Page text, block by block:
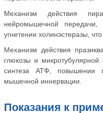
Механизм действия
нейромышечной
угнетении холинэстеразы,
Механизм действия
глюкозы и микротубулярной
синтеза АТФ, повышении
мышечной иннервации.
Показания к